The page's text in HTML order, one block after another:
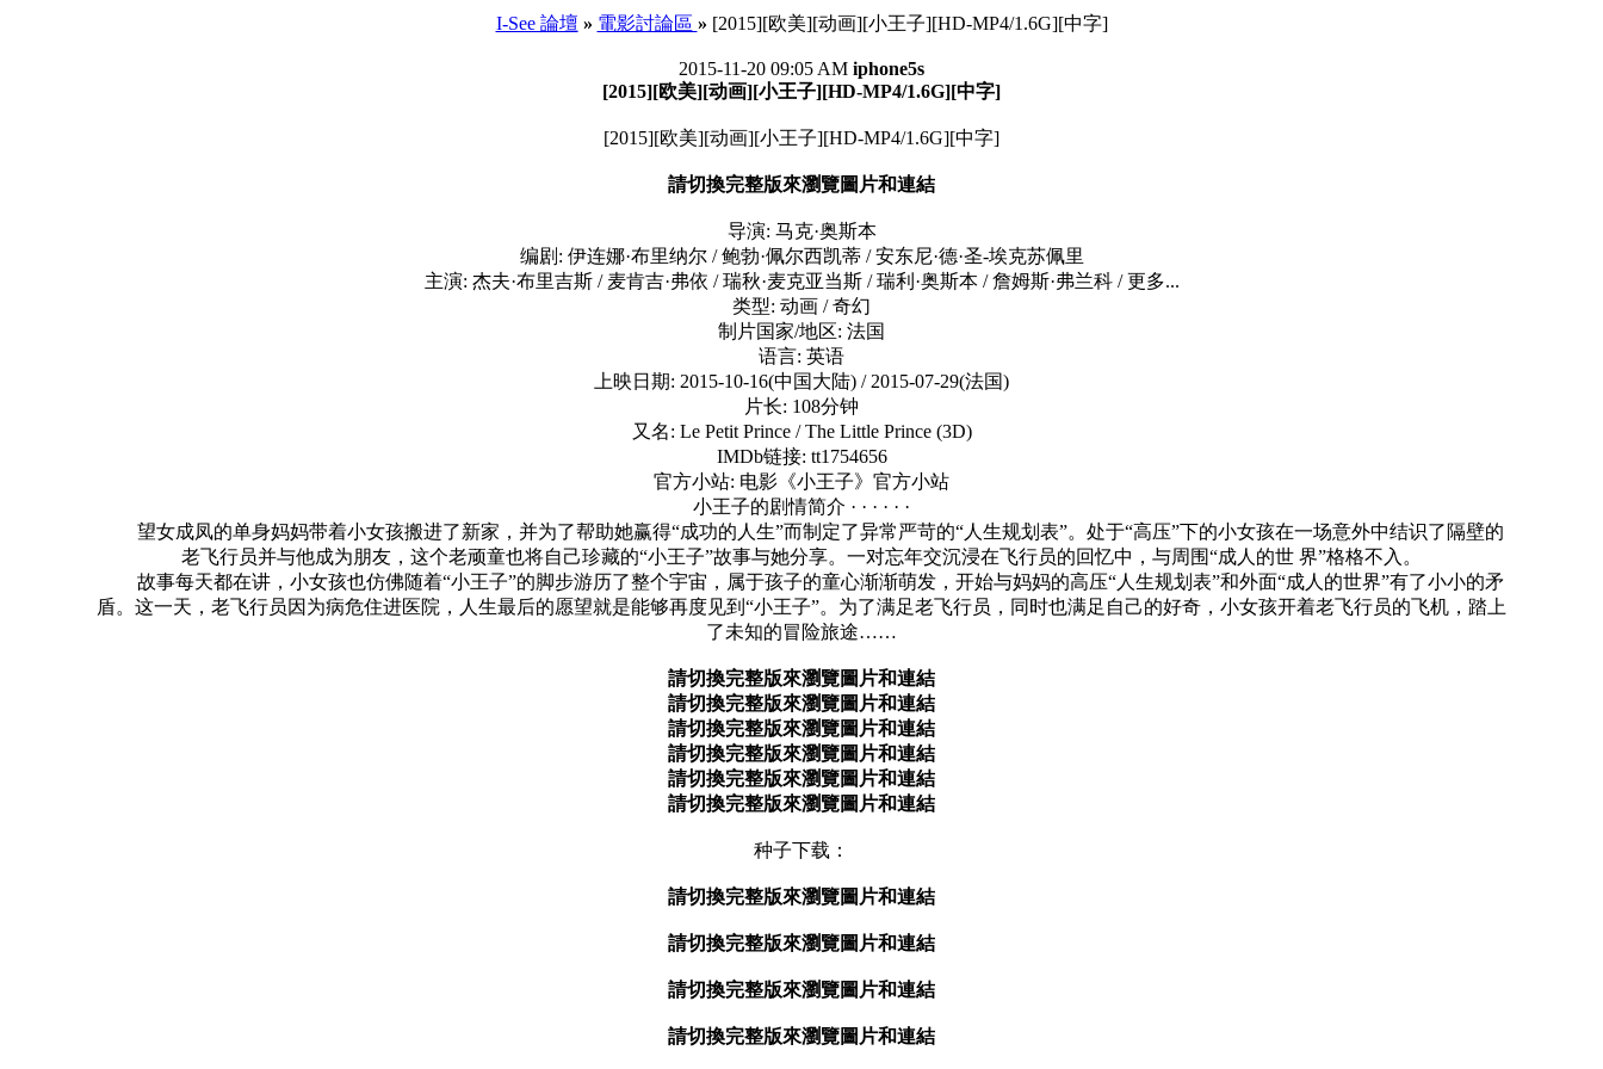
I-See 論壇 » 電影討論區 » [2015][欧美][动画][小王子][HD-MP4/1.6G][中字]
2015-11-20 09:05 AM iphone5s
[2015][欧美][动画][小王子][HD-MP4/1.6G][中字]
[2015][欧美][动画][小王子][HD-MP4/1.6G][中字]
請切換完整版來瀏覽圖片和連結
导演: 马克·奥斯本
编剧: 伊连娜·布里纳尔 / 鲍勃·佩尔西凯蒂 / 安东尼·德·圣-埃克苏佩里
主演: 杰夫·布里吉斯 / 麦肯吉·弗依 / 瑞秋·麦克亚当斯 / 瑞利·奥斯本 / 詹姆斯·弗兰科 / 更多...
类型: 动画 / 奇幻
制片国家/地区: 法国
语言: 英语
上映日期: 2015-10-16(中国大陆) / 2015-07-29(法国)
片长: 108分钟
又名: Le Petit Prince / The Little Prince (3D)
IMDb链接: tt1754656
官方小站: 电影《小王子》官方小站
小王子的剧情简介 · · · · · ·
望女成凤的单身妈妈带着小女孩搬进了新家，并为了帮助她赢得“成功的人生”而制定了异常严苛的“人生规划表”。处于“高压”下的小女孩在一场意外中结识了隔壁的
老飞行员并与他成为朋友，这个老顽童也将自己珍藏的“小王子”故事与她分享。一对忘年交沉浸在飞行员的回忆中，与周围“成人的世 界”格格不入。
故事每天都在讲，小女孩也仿佛随着“小王子”的脚步游历了整个宇宙，属于孩子的童心渐渐萌发，开始与妈妈的高压“人生规划表”和外面“成人的世界”有了小小的矛
盾。这一天，老飞行员因为病危住进医院，人生最后的愿望就是能够再度见到“小王子”。为了满足老飞行员，同时也满足自己的好奇，小女孩开着老飞行员的飞机，踏上
了未知的冒险旅途……
請切換完整版來瀏覽圖片和連結
請切換完整版來瀏覽圖片和連結
請切換完整版來瀏覽圖片和連結
請切換完整版來瀏覽圖片和連結
請切換完整版來瀏覽圖片和連結
請切換完整版來瀏覽圖片和連結
种子下载：
請切換完整版來瀏覽圖片和連結
請切換完整版來瀏覽圖片和連結
請切換完整版來瀏覽圖片和連結
請切換完整版來瀏覽圖片和連結